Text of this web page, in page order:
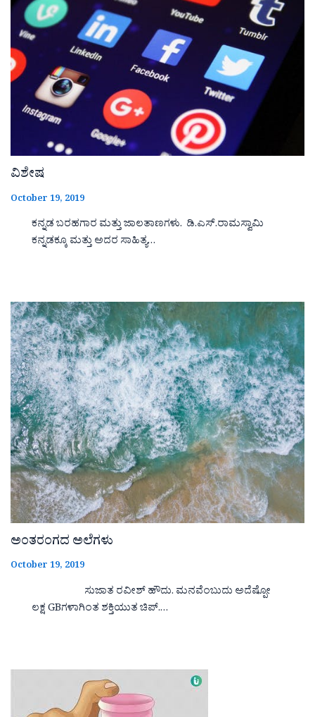
ವಿಶೇಷ
October 19, 2019
ಕನ್ನಡ ಬರಹಗಾರ ಮತ್ತು ಜಾಲತಾಣಗಳು. ಡಿ.ಎಸ್.ರಾಮಸ್ವಾಮಿ
ಕನ್ನಡಕ್ಕೂ ಮತ್ತು ಅದರ ಸಾಹಿತ್ಯ…
ಅಂತರಂಗದ ಅಲೆಗಳು
October 19, 2019
ಸುಜಾತ ರವೀಶ್ ಹೌದು. ಮನವೆಂಬುದು ಅದೆಷ್ಪೋ
ಲಕ್ಷ GBಗಳಾಗಿಂತ ಶಕ್ತಿಯುತ ಚಿಪ್.…